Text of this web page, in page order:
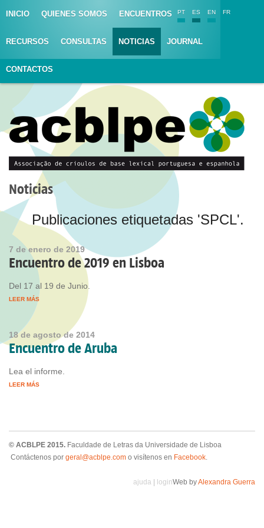
INICIO QUIENES SOMOS ENCUENTROS
RECURSOS CONSULTAS NOTICIAS JOURNAL
CONTACTOS
PT ES EN FR
Noticias
Publicaciones etiquetadas 'SPCL'.
7 de enero de 2019
Encuentro de 2019 en Lisboa
Del 17 al 19 de Junio.
LEER MÁS
18 de agosto de 2014
Encuentro de Aruba
Lea el informe.
LEER MÁS
© ACBLPE 2015. Faculdade de Letras da Universidade de Lisboa
Contáctenos por geral@acblpe.com o visítenos en Facebook.
Web byAlexandra Guerra
ajuda login